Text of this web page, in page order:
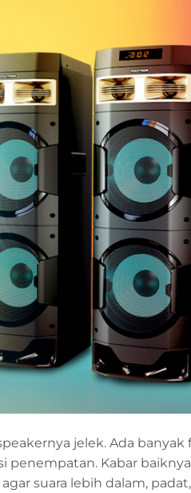
jelek. Ada banyak
penempatan. Kabar
suara lebih dalam,